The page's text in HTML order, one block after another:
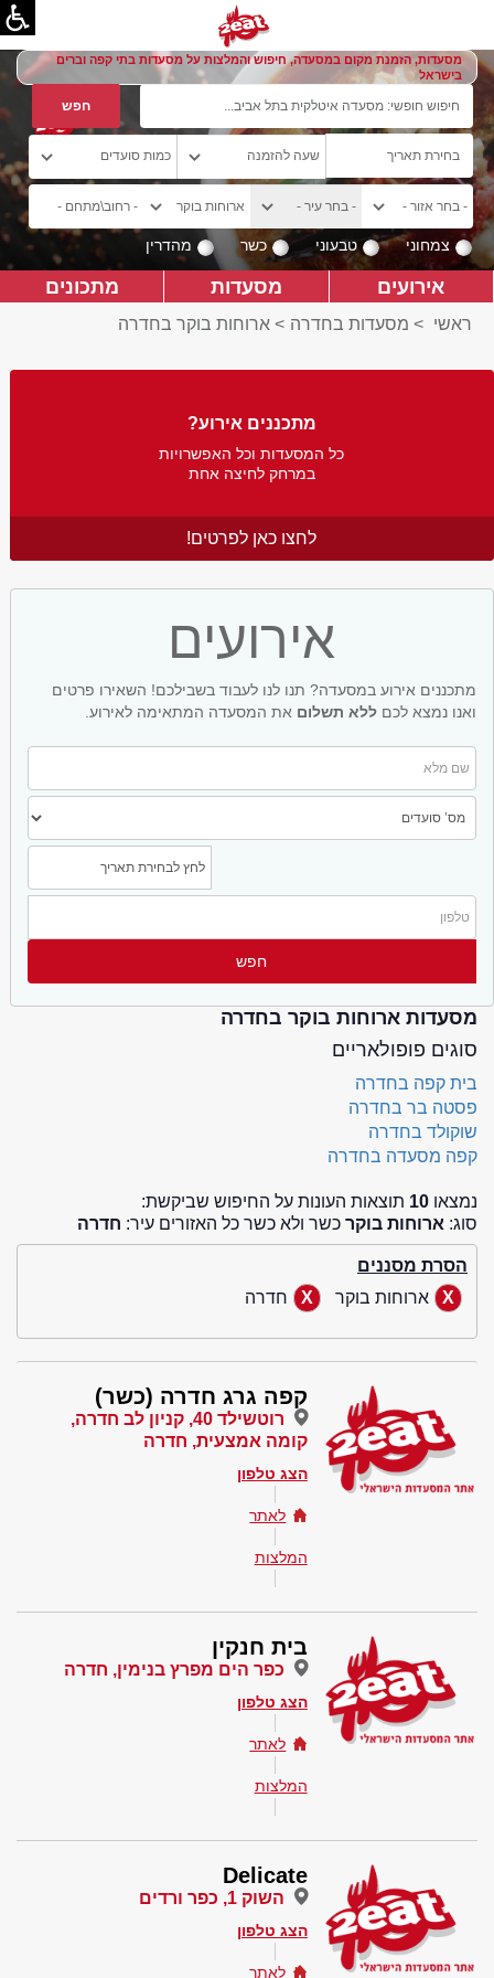
מסעדות, הזמנת מקום במסעדה, חיפוש והמלצות על מסעדות בתי קפה וברים
בישראל
צמחוני טבעוני כשר מהדרין
אירועים מסעדות מתכונים
ראשי > מסעדות בחדרה > ארוחות בוקר בחדרה
מתכננים אירוע?
כל המסעדות וכל האפשרויות
במרחק לחיצה אחת
לחצו כאן לפרטים!
אירועים
מתכננים אירוע במסעדה? תנו לנו לעבוד בשבילכם! השאירו פרטים
ואנו נמצא לכם ללא תשלום את המסעדה המתאימה לאירוע.
מסעדות ארוחות בוקר בחדרה
סוגים פופולאריים
בית קפה בחדרה
פסטה בר בחדרה
שוקולד בחדרה
קפה מסעדה בחדרה
נמצאו 10 תוצאות העונות על החיפוש שביקשת:
סוג: ארוחות בוקר כשר ולא כשר כל האזורים עיר: חדרה
הסרת מסננים
ארוחות בוקר
חדרה
קפה גרג חדרה (כשר)
רוטשילד 40, קניון לב חדרה,
קומה אמצעית, חדרה
הצג טלפון
לאתר
המלצות
בית חנקין
כפר הים מפרץ בנימין, חדרה
הצג טלפון
לאתר
המלצות
Delicate
השוק 1, כפר ורדים
הצג טלפון
לאתר